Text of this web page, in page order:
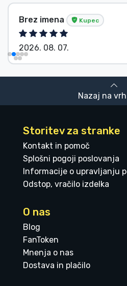
Brez imena Kupec
2026. 08. 07.
Nazaj na
Storitev za stranke
Kontakt in pomoč
Splošni pogoji poslovanja
Informacije o upravljanju
Odstop, vračilo izdelka
O nas
Blog
FanToken
Mnenja o nas
Dostava in plačilo